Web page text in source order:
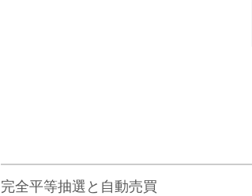
完全平等抽選と自動売買